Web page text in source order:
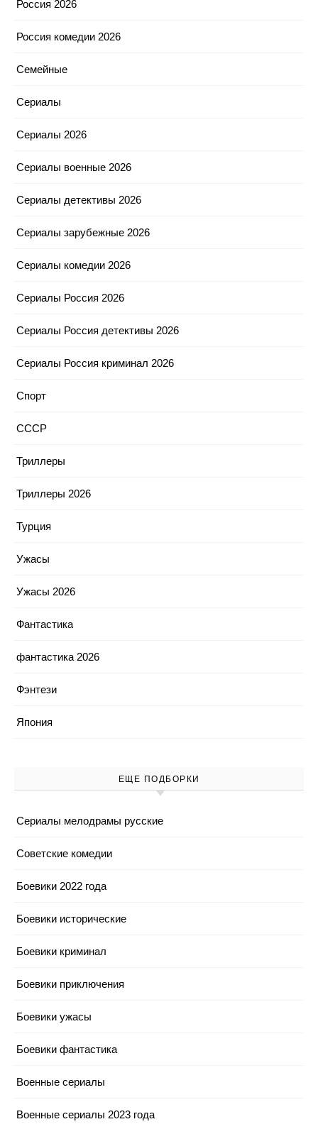
Россия 2026
Россия комедии 2026
Семейные
Сериалы
Сериалы 2026
Сериалы военные 2026
Сериалы детективы 2026
Сериалы зарубежные 2026
Сериалы комедии 2026
Сериалы Россия 2026
Сериалы Россия детективы 2026
Сериалы Россия криминал 2026
Спорт
СССР
Триллеры
Триллеры 2026
Турция
Ужасы
Ужасы 2026
Фантастика
фантастика 2026
Фэнтези
Япония
ЕЩЕ ПОДБОРКИ
Cериалы мелодрамы русские
Cоветские комедии
Боевики 2022 года
Боевики исторические
Боевики криминал
Боевики приключения
Боевики ужасы
Боевики фантастика
Военные сериалы
Военные сериалы 2023 года